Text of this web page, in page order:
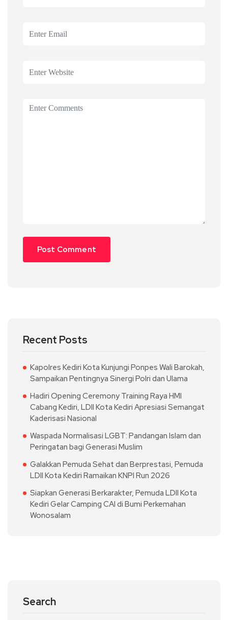
Recent Posts
Kapolres Kediri Kota Kunjungi Ponpes Wali Barokah,
Sampaikan Pentingnya Sinergi Polri dan Ulama
Hadiri Opening Ceremony Training Raya HMI
Cabang Kediri, LDII Kota Kediri Apresiasi Semangat
Kaderisasi Nasional
Waspada Normalisasi LGBT: Pandangan Islam dan
Peringatan bagi Generasi Muslim
Galakkan Pemuda Sehat dan Berprestasi, Pemuda
LDII Kota Kediri Ramaikan KNPI Run 2026
Siapkan Generasi Berkarakter, Pemuda LDII Kota
Kediri Gelar Camping CAI di Bumi Perkemahan
Wonosalam
Search